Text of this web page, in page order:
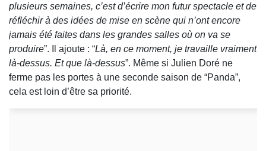
plusieurs semaines, c’est d’écrire mon futur spectacle et de
réfléchir à des idées de mise en scène qui n’ont encore
jamais été faites dans les grandes salles où on va se
produire”. Il ajoute : “Là, en ce moment, je travaille vraiment
là-dessus. Et que là-dessus”. Même si Julien Doré ne
ferme pas les portes à une seconde saison de “Panda”,
cela est loin d’être sa priorité.